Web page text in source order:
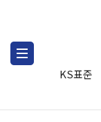
KS표준